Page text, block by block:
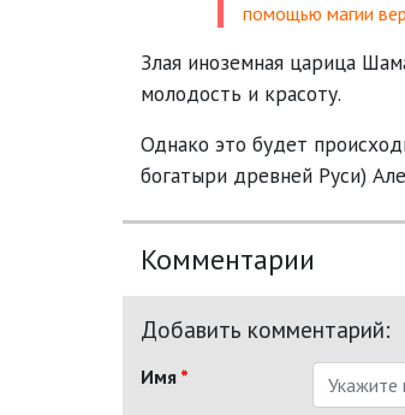
помощью магии
Злая иноземная царица
молодость и красоту.
Однако это будет
богатыри древней Руси)
Комментарии
Добавить комментарий:
Имя *